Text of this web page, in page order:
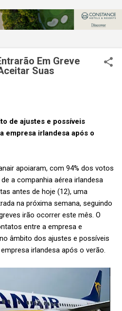
da SITA, a 20ª edição anual
referência à indústria. (© SITA)
anualmente. Cada mala
médio de US$ 260. Com um
US$ 8 por passageiro, uma mala
inteiro. O núme...
Em Greve
Suas
de ajustes e possíveis
empresa irlandesa após o
apoiaram, com 94% dos votos
a companhia aérea irlandesa
antes de hoje (12), uma
na próxima semana, seguindo
irão ocorrer este mês. O
entre a empresa e
âmbito dos ajustes e possíveis
irlandesa após o verão.